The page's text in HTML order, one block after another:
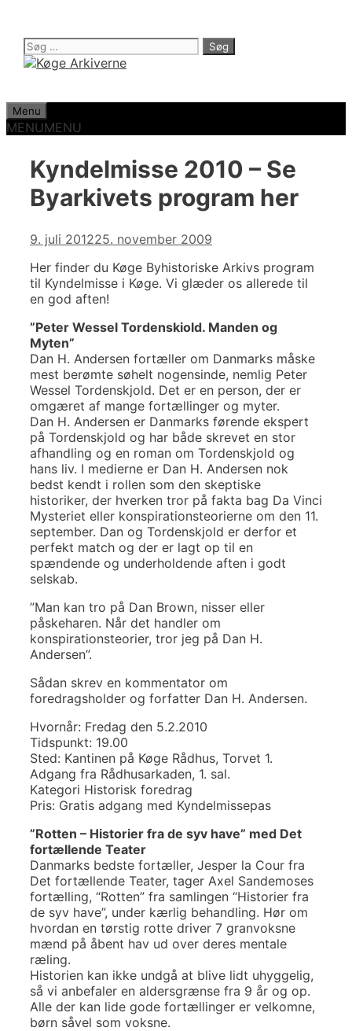
indhold
Søg
efter:
Menu
MENUMENU
Kyndelmisse 2010 – Se
Byarkivets program her
9. juli 201225. november 2009
Her finder du Køge Byhistoriske Arkivs program
til Kyndelmisse i Køge. Vi glæder os allerede til
en god aften!
”Peter Wessel Tordenskiold. Manden og
Myten”
Dan H. Andersen fortæller om Danmarks måske
mest berømte søhelt nogensinde, nemlig Peter
Wessel Tordenskjold. Det er en person, der er
omgæret af mange fortællinger og myter.
Dan H. Andersen er Danmarks førende ekspert
på Tordenskjold og har både skrevet en stor
afhandling og en roman om Tordenskjold og
hans liv. I medierne er Dan H. Andersen nok
bedst kendt i rollen som den skeptiske
historiker, der hverken tror på fakta bag Da Vinci
Mysteriet eller konspirationsteorierne om den 11.
september. Dan og Tordenskjold er derfor et
perfekt match og der er lagt op til en
spændende og underholdende aften i godt
selskab.
”Man kan tro på Dan Brown, nisser eller
påskeharen. Når det handler om
konspirationsteorier, tror jeg på Dan H.
Andersen”.
Sådan skrev en kommentator om
foredragsholder og forfatter Dan H. Andersen.
Hvornår: Fredag den 5.2.2010
Tidspunkt: 19.00
Sted: Kantinen på Køge Rådhus, Torvet 1.
Adgang fra Rådhusarkaden, 1. sal.
Kategori Historisk foredrag
Pris: Gratis adgang med Kyndelmissepas
”Rotten – Historier fra de syv have” med Det
fortællende Teater
Danmarks bedste fortæller, Jesper la Cour fra
Det fortællende Teater, tager Axel Sandemoses
fortælling, “Rotten” fra samlingen “Historier fra
de syv have”, under kærlig behandling. Hør om
hvordan en tørstig rotte driver 7 granvoksne
mænd på åbent hav ud over deres mentale
ræling.
Historien kan ikke undgå at blive lidt uhyggelig,
så vi anbefaler en aldersgrænse fra 9 år og op.
Alle der kan lide gode fortællinger er velkomne,
børn såvel som voksne.